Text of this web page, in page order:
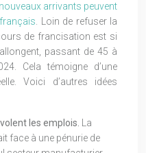
arrivants peuvent
. Loin de refuser la
de francisation est si
passant de 45 à
Cela témoigne d’une
Voici d’autres idées
les emplois.
La
face à une pénurie de